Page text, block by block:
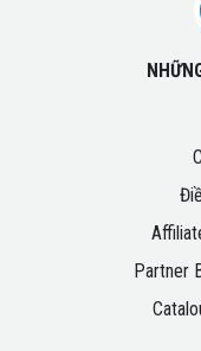
Partner